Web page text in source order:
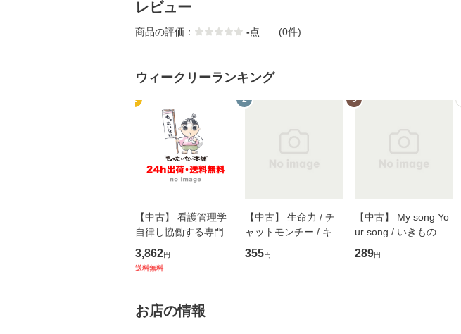
レビュー
商品の評価： -点 (0件)
ウィークリーランキング
1
【中古】 看護管理学
自律し協働する専門職
の看護マネジメントス
キル 改訂第3版 (看護
堂 [単行
3,862円
送料無料
2
【中古】 生命力 / チ
ャットモンチー / キュ
ーンレコード [CD]
【メール便送料無料】
355円
3
【中古】 My song Yo
ur song / いきものが
かり / [CD]【メール便
送料無料】
289円
お店の情報